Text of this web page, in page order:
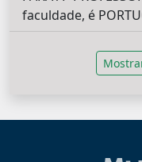
faculdade, é